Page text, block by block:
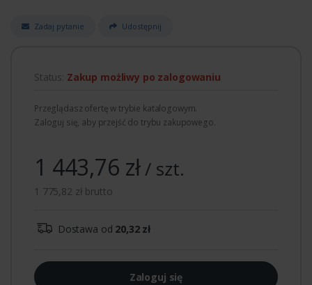
Zadaj pytanie Udostępnij
Status: Zakup możliwy po zalogowaniu
Przeglądasz ofertę w trybie katalogowym.
Zaloguj się, aby przejść do trybu zakupowego.
1 443,76 zł/ szt.
1 775,82 zł brutto
Dostawa od 20,32 zł
Zaloguj się